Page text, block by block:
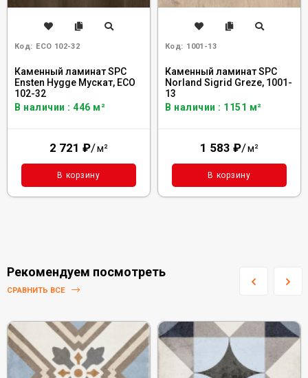
Код: ECO 102-32
Каменный ламинат SPC
Ensten Hygge Мускат, ЕCО
102-32
В наличии : 446 м²
2 721 ₽/м²
В корзину
Код: 1001-13
Каменный ламинат SPC
Norland Sigrid Greze, 1001-
13
В наличии : 1151 м²
1 583 ₽/м²
В корзину
Рекомендуем посмотреть
СРАВНИТЬ ВСЕ